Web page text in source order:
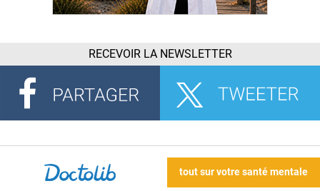
RECEVOIR LA NEWSLETTER
tout sur votre santé mentale